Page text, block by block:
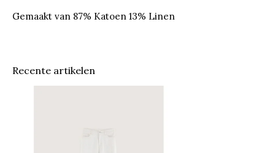
Gemaakt van 87% Katoen 13% Linen
Recente artikelen